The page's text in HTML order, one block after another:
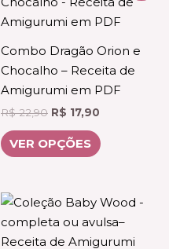
Combo Dragão Orion e
Chocalho – Receita de
Amigurumi em PDF
R$22,90
original
era:
R$ 17,90
atual
é:
VER OPÇÕES
tem
variantes.
As
opções
ser
página
do
produto
Faixa
preço:
R$ 22,90
Este
produto
tem